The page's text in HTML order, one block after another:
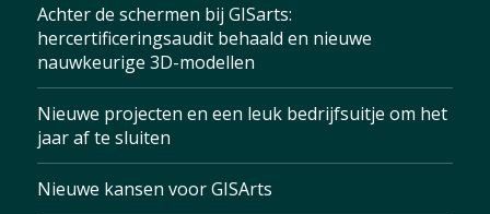
Achter de schermen bij GISarts:
hercertificeringsaudit behaald en nieuwe
nauwkeurige 3D-modellen
Nieuwe projecten en een leuk bedrijfsuitje om het
jaar af te sluiten
Nieuwe kansen voor GISArts